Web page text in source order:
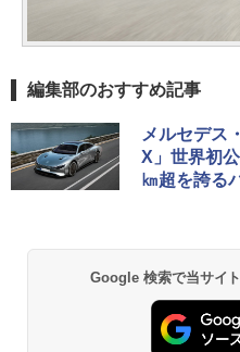
編集部のおすすめ記事
メルセデス
X」世界初
㎞超を誇る
Google 検索で当サイ